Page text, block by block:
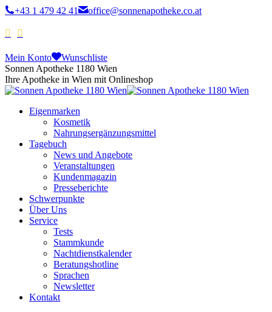
+43 1 479 42 41 office@sonnenapotheke.co.at
Mein Konto
Wunschliste
Sonnen Apotheke 1180 Wien
Ihre Apotheke in Wien mit Onlineshop
Eigenmarken
Kosmetik
Nahrungsergänzungsmittel
Tagebuch
News und Angebote
Veranstaltungen
Kundenmagazin
Presseberichte
Schwerpunkte
Über Uns
Service
Tests
Stammkunde
Nachtdienstkalender
Beratungshotline
Sprachen
Newsletter
Kontakt